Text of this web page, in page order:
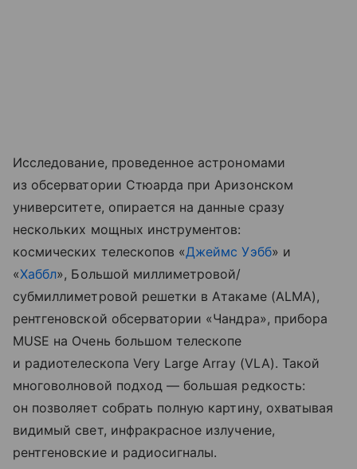
Исследование, проведенное астрономами
из обсерватории Стюарда при Аризонском
университете, опирается на данные сразу
нескольких мощных инструментов:
космических телескопов «Джеймс Уэбб» и
«Хаббл», Большой миллиметровой/
субмиллиметровой решетки в Атакаме (ALMA),
рентгеновской обсерватории «Чандра», прибора
MUSE на Очень большом телескопе
и радиотелескопа Very Large Array (VLA). Такой
многоволновой подход — большая редкость:
он позволяет собрать полную картину, охватывая
видимый свет, инфракрасное излучение,
рентгеновские и радиосигналы.